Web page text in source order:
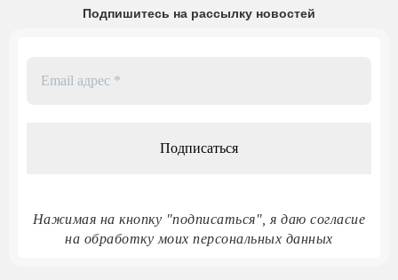
Подпишитесь на рассылку новостей
Нажимая на кнопку "подписаться", я даю согласие
на обработку моих персональных данных